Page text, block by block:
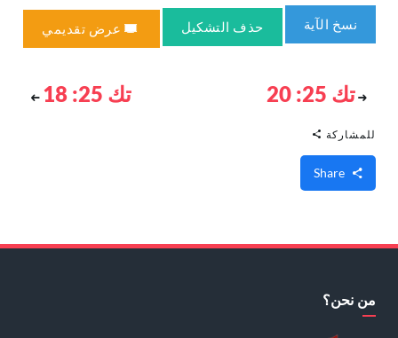
نسخ الآية حذف التشكيل عرض تقديمي
تك 25: 20 تك 25: 18
للمشاركة
من نحن؟